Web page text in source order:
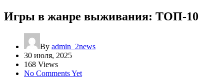
Игры в жанре выживания: ТОП-10
By admin_2news
30 июля, 2025
168 Views
No Comments Yet